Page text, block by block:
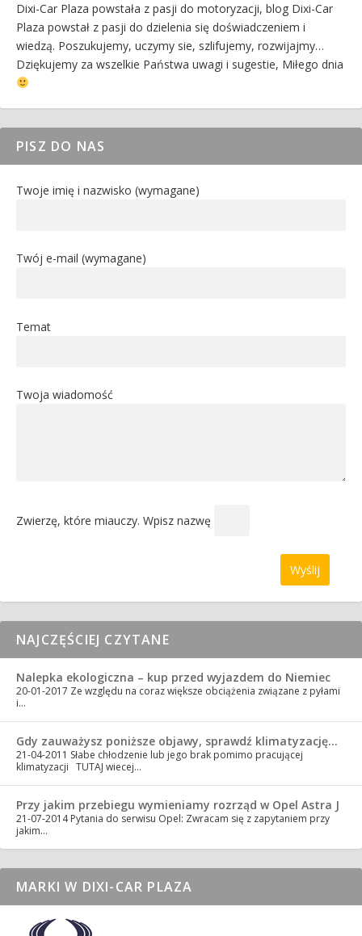
Dixi-Car Plaza powstała z pasji do motoryzacji, blog Dixi-Car
Plaza powstał z pasji do dzielenia się doświadczeniem i
wiedzą. Poszukujemy, uczymy sie, szlifujemy, rozwijajmy…
Dziękujemy za wszelkie Państwa uwagi i sugestie, Miłego dnia
PISZ DO NAS
Twoje imię i nazwisko (wymagane)
Twój e-mail (wymagane)
Temat
Twoja wiadomość
Zwierzę, które miauczy. Wpisz nazwę
NAJCZĘŚCIEJ CZYTANE
Nalepka ekologiczna – kup przed wyjazdem do Niemiec
20-01-2017 Ze względu na coraz większe obciążenia związane z pyłami
i…
Gdy zauważysz poniższe objawy, sprawdź klimatyzację…
21-04-2011 Słabe chłodzenie lub jego brak pomimo pracującej
klimatyzacji TUTAJ wiecej…
Przy jakim przebiegu wymieniamy rozrząd w Opel Astra J
21-07-2014 Pytania do serwisu Opel: Zwracam się z zapytaniem przy
jakim…
MARKI W DIXI-CAR PLAZA